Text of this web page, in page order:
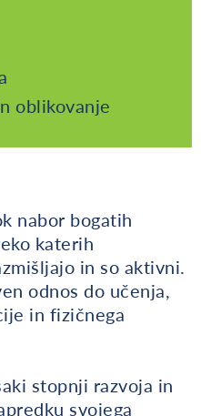
oblikovanje
nabor bogatih
katerih
in so aktivni.
odnos do učenja,
in fizičnega
stopnji razvoja in
svojega